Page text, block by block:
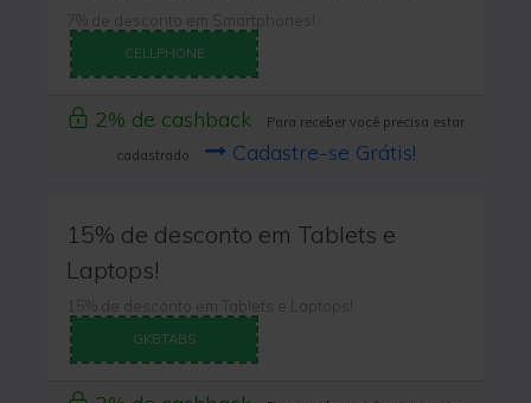
7% de desconto em Smartphones!
CELLPHONE
2% de cashback
Para receber você precisa estar
cadastrado
Cadastre-se Grátis!
15% de desconto em Tablets e
Laptops!
15% de desconto em Tablets e Laptops!
GKBTABS